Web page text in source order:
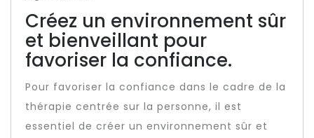
Créez un environnement sûr
et bienveillant pour
favoriser la confiance.
Pour favoriser la confiance dans le cadre de la
thérapie centrée sur la personne, il est
essentiel de créer un environnement sûr et